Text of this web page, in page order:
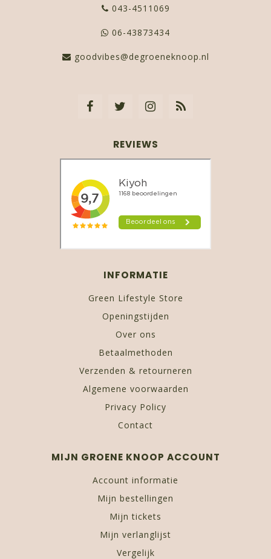
043-4511069
06-43873434
goodvibes@degroeneknoop.nl
REVIEWS
INFORMATIE
Green Lifestyle Store
Openingstijden
Over ons
Betaalmethoden
Verzenden & retourneren
Algemene voorwaarden
Privacy Policy
Contact
MIJN GROENE KNOOP ACCOUNT
Account informatie
Mijn bestellingen
Mijn tickets
Mijn verlanglijst
Vergelijk